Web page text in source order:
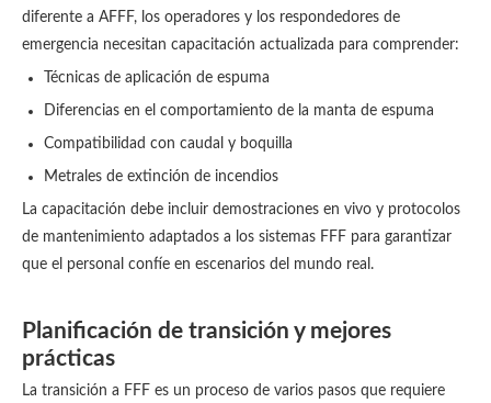
diferente a AFFF, los operadores y los respondedores de
emergencia necesitan capacitación actualizada para comprender:
Técnicas de aplicación de espuma
Diferencias en el comportamiento de la manta de espuma
Compatibilidad con caudal y boquilla
Metrales de extinción de incendios
La capacitación debe incluir demostraciones en vivo y protocolos
de mantenimiento adaptados a los sistemas FFF para garantizar
que el personal confíe en escenarios del mundo real.
Planificación de transición y mejores
prácticas
La transición a FFF es un proceso de varios pasos que requiere